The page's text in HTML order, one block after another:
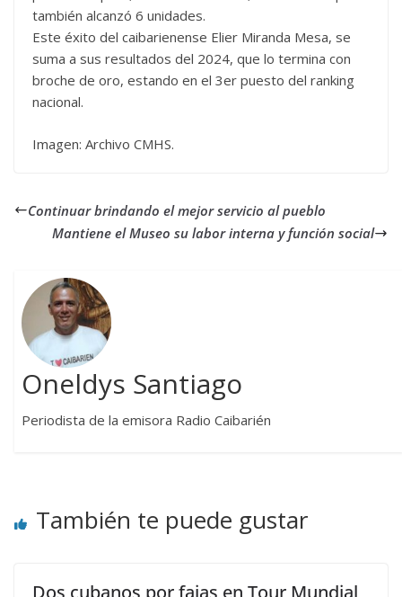
también alcanzó 6 unidades.
Este éxito del caibarienense Elier Miranda Mesa, se
suma a sus resultados del 2024, que lo termina con
broche de oro, estando en el 3er puesto del ranking
nacional.
Imagen: Archivo CMHS.
Continuar brindando el mejor servicio al pueblo
Mantiene el Museo su labor interna y función social
Oneldys Santiago
Periodista de la emisora Radio Caibarién
También te puede gustar
Dos cubanos por fajas en Tour Mundial